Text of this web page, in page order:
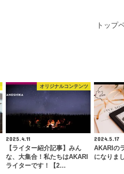
トップ
オリジナルコンテンツ
2025.4.11
【ライター紹介記事】みん
な、大集合！私たちはAKARI
ライターです！【2…
2024.5.17
AKARIの
になりま